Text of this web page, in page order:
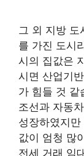
그 외 지방 도
를 가진 도시
시의 집값은
시면 산업기
가 힘들 것 같
조선과 자동
성장하였지
값이 엄청 많
전세 거래 임